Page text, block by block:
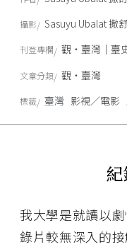
我大學是就讀以
錄片較無深入的
攝影 Sasuyu Ubalat 撒
刊登專欄 觀‧臺灣｜臺
文章分類 觀‧臺灣
標籤 臺灣 影視／電影